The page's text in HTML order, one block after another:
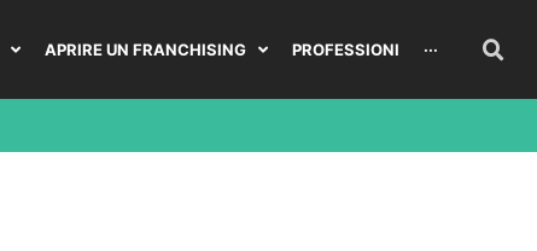
APRIRE UN FRANCHISING PROFESSIONI ···